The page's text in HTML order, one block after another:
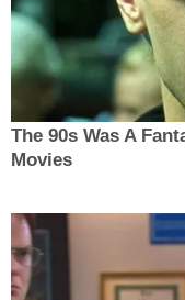
The 90s Was A
Movies